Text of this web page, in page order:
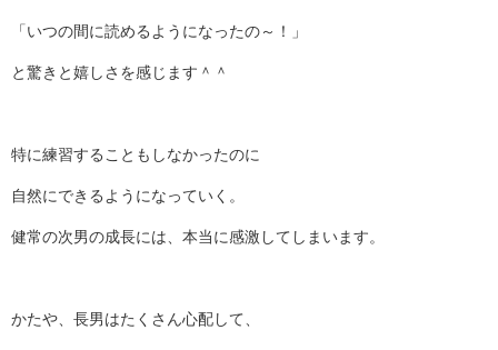
「いつの間に読めるようになったの～！」
と驚きと嬉しさを感じます＾＾
特に練習することもしなかったのに
自然にできるようになっていく。
健常の次男の成長には、本当に感激してしまいます。
かたや、長男はたくさん心配して、